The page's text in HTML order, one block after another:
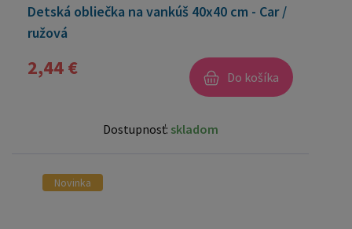
Detská obliečka na vankúš 40x40 cm - Car /
ružová
2,44 € Do košíka
Dostupnosť: skladom
Novinka